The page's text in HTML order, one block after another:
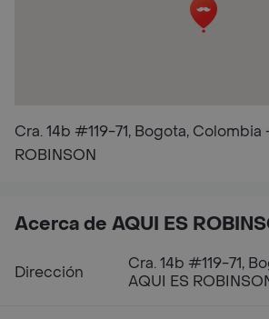
Cra. 14b #119-71, Bogota, Colombia
ROBINSON
Acerca de AQUI ES
Dirección
Cra. 14b #119-71,
AQUI ES